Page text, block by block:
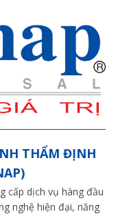
THẨM ĐỊNH
cấp dịch vụ hàng đầu
nghệ hiện đại, năng